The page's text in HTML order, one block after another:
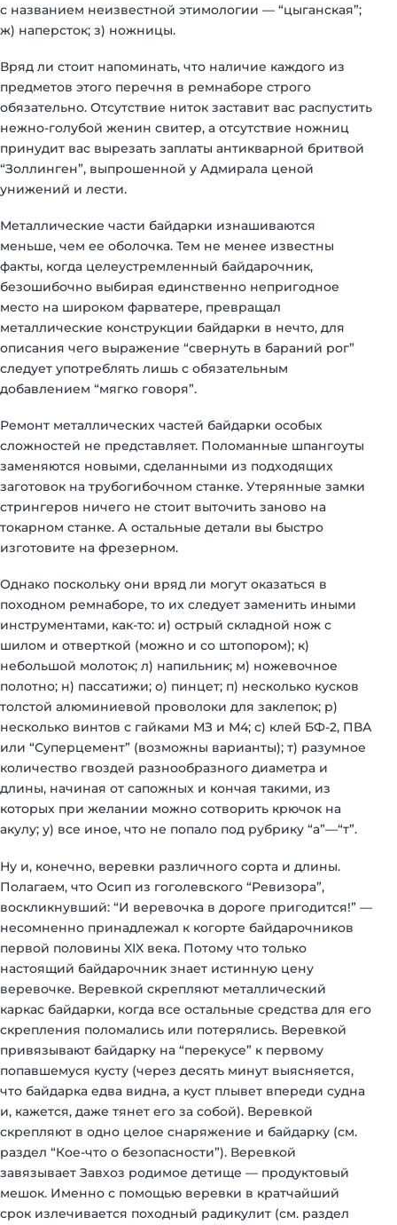
с названием неизвестной этимологии — “цыганская”;
ж) наперсток; з) ножницы.
Вряд ли стоит напоминать, что наличие каждого из
предметов этого перечня в ремнаборе строго
обязательно. Отсутствие ниток заставит вас распустить
нежно-голубой женин свитер, а отсутствие ножниц
принудит вас вырезать заплаты антикварной бритвой
“Золлинген”, выпрошенной у Адмирала ценой
унижений и лести.
Металлические части байдарки изнашиваются
меньше, чем ее оболочка. Тем не менее известны
факты, когда целеустремленный байдарочник,
безошибочно выбирая единственно непригодное
место на широком фарватере, превращал
металлические конструкции байдарки в нечто, для
описания чего выражение “свернуть в бараний рог”
следует употреблять лишь с обязательным
добавлением “мягко говоря”.
Ремонт металлических частей байдарки особых
сложностей не представляет. Поломанные шпангоуты
заменяются новыми, сделанными из подходящих
заготовок на трубогибочном станке. Утерянные замки
стрингеров ничего не стоит выточить заново на
токарном станке. А остальные детали вы быстро
изготовите на фрезерном.
Однако поскольку они вряд ли могут оказаться в
походном ремнаборе, то их следует заменить иными
инструментами, как-то: и) острый складной нож с
шилом и отверткой (можно и со штопором); к)
небольшой молоток; л) напильник; м) ножевочное
полотно; н) пассатижи; о) пинцет; п) несколько кусков
толстой алюминиевой проволоки для заклепок; р)
несколько винтов с гайками МЗ и М4; с) клей БФ-2, ПВА
или “Суперцемент” (возможны варианты); т) разумное
количество гвоздей разнообразного диаметра и
длины, начиная от сапожных и кончая такими, из
которых при желании можно сотворить крючок на
акулу; у) все иное, что не попало под рубрику “а”—“т”.
Ну и, конечно, веревки различного сорта и длины.
Полагаем, что Осип из гоголевского “Ревизора”,
воскликнувший: “И веревочка в дороге пригодится!” —
несомненно принадлежал к когорте байдарочников
первой половины XIX века. Потому что только
настоящий байдарочник знает истинную цену
веревочке. Веревкой скрепляют металлический
каркас байдарки, когда все остальные средства для его
скрепления поломались или потерялись. Веревкой
привязывают байдарку на “перекусе” к первому
попавшемуся кусту (через десять минут выясняется,
что байдарка едва видна, а куст плывет впереди судна
и, кажется, даже тянет его за собой). Веревкой
скрепляют в одно целое снаряжение и байдарку (см.
раздел “Кое-что о безопасности”). Веревкой
завязывает Завхоз родимое детище — продуктовый
мешок. Именно с помощью веревки в кратчайший
срок излечивается походный радикулит (см. раздел